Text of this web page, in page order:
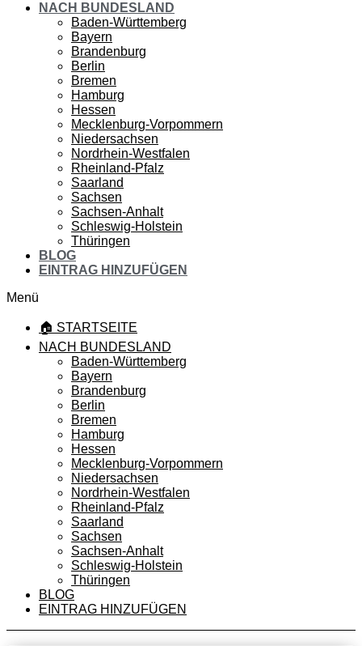
NACH BUNDESLAND
Baden-Württemberg
Bayern
Brandenburg
Berlin
Bremen
Hamburg
Hessen
Mecklenburg-Vorpommern
Niedersachsen
Nordrhein-Westfalen
Rheinland-Pfalz
Saarland
Sachsen
Sachsen-Anhalt
Schleswig-Holstein
Thüringen
BLOG
EINTRAG HINZUFÜGEN
Menü
🏠 STARTSEITE
NACH BUNDESLAND
Baden-Württemberg
Bayern
Brandenburg
Berlin
Bremen
Hamburg
Hessen
Mecklenburg-Vorpommern
Niedersachsen
Nordrhein-Westfalen
Rheinland-Pfalz
Saarland
Sachsen
Sachsen-Anhalt
Schleswig-Holstein
Thüringen
BLOG
EINTRAG HINZUFÜGEN